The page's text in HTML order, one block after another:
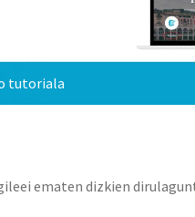
tutoriala
ematen dizkien